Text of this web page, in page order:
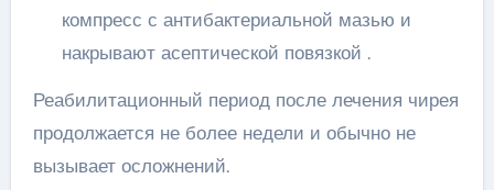
компресс с антибактериальной мазью и
накрывают асептической повязкой .
Реабилитационный период после лечения чирея
продолжается не более недели и обычно не
вызывает осложнений.